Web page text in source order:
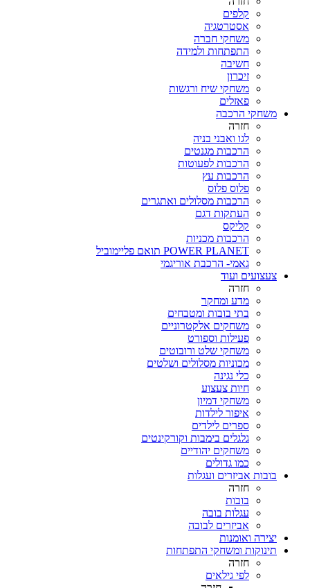
קלפים
אסטרטגיה
משחקי חברה
התפתחות ולמידה
חשיבה
זיכרון
משחקי שיח ורגשות
פאזלים
משחקי הרכבה
חזרה
לגו ואבני בניה
הרכבות מגנטים
הרכבות לפעוטות
הרכבות עץ
פלוס פלוס
הרכבות מסלולים ואתגרים
העתקות דגם
קליקס
הרכבות מכניות
POWER PLANET תואם פליימוביל
גאמי- הרכבת אוריגמי
צעצועים ועוד
חזרה
מדע ומחקר
בתי בובות ומטבחים
משחקים אלקטרוניים
פעילות וספורט
משחקי שלט ורובוטים
מכוניות מסלולים ושלטים
כלי נגינה
חיות צעצוע
משחקי דמיון
איפור לילדות
ספרים לילדים
גלגלים בימבות וקורקינטים
משחקים יהודיים
כמו גדולים
בובות אביזרים ועגלות
חזרה
בובות
עגלות בובה
אביזרים לבובה
יצירה ואומנות
תינוקות ומשחקי התפתחות
חזרה
לפי גילאים